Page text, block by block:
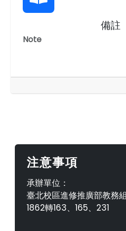
備註
Note
注意事項
承辦單位：
臺北校區進修推廣部教
1862轉163、165、231